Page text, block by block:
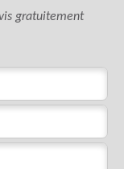
gratuitement